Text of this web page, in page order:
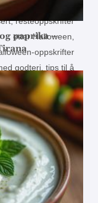
paprika –